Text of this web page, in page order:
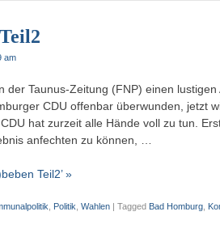
am
der Taunus-Zeitung (FNP) einen
CDU offenbar überwunden, jetzt
hat zurzeit alle Hände voll zu tun.
anfechten zu können, …
Teil2’ »
Politik Wahlen | Tagged Bad Homburg